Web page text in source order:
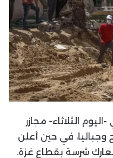
الثلاثاء- مجازر
في حين أعلن
شرسة بقطاع غزة.